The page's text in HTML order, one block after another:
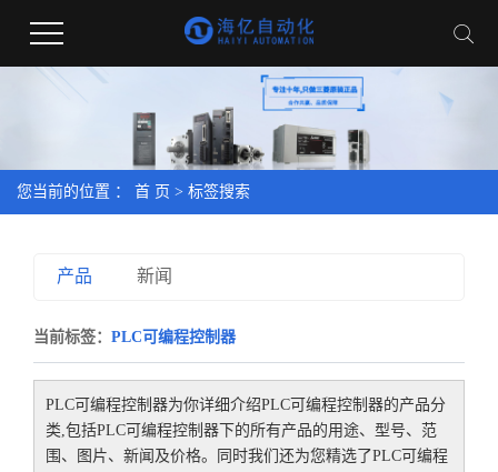
您当前的位置 ： 首 页 > 标签搜索
产品 新闻
当前标签： PLC可编程控制器
PLC可编程控制器为你详细介绍PLC可编程控制器的产品分
类,包括PLC可编程控制器 下的所有产品的用途、型号、范
围、图片、新闻及价格。同时我们还为您精选了PLC可编程